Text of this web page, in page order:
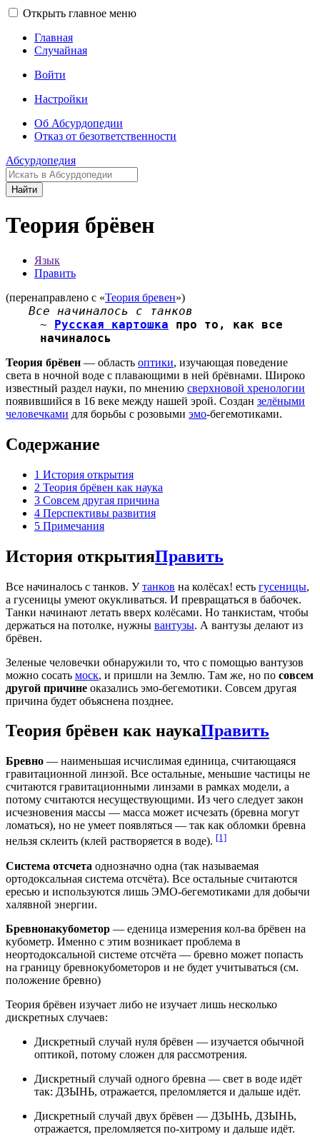
Открыть главное меню
Главная
Случайная
Войти
Настройки
Об Абсурдопедии
Отказ от безответственности
Абсурдопедия
Найти
Теория брёвен
Язык
Править
(перенаправлено с «Теория бревен»)
Все начиналось с танков
~ Русская картошка про то, как все
начиналось
Теория брёвен — область оптики, изучающая поведение
света в ночной воде с плавающими в ней брёвнами. Широко
известный раздел науки, по мнению сверхновой хренологии
появившийся в 16 веке между нашей эрой. Создан зелёными
человечками для борьбы с розовыми эмо-бегемотиками.
Содержание
1 История открытия
2 Теория брёвен как наука
3 Совсем другая причина
4 Перспективы развития
5 Примечания
История открытияПравить
Все начиналось с танков. Утанков на колёсах! есть гусеницы,
а гусеницы умеют окукливаться. И превращаться в бабочек.
Танки начинают летать вверх колёсами. Но танкистам, чтобы
держаться на потолке, нужны вантузы. А вантузы делают из
брёвен.
Зеленые человечки обнаружили то, что с помощью вантузов
можно сосать моск, и пришли на Землю. Там же, но по совсем
другой причине оказались эмо-бегемотики. Совсем другая
причина будет объяснена позднее.
Теория брёвен как наукаПравить
Бревно — наименьшая исчислимая единица, считающаяся
гравитационной линзой. Все остальные, меньшие частицы не
считаются гравитационными линзами в рамках модели, а
потому считаются несуществующими. Из чего следует закон
исчезновения массы — масса может исчезать (бревна могут
ломаться), но не умеет появляться — так как обломки бревна
нельзя склеить (клей растворяется в воде). [1]
Система отсчета однозначно одна (так называемая
ортодоксальная система отсчёта). Все остальные считаются
ересью и используются лишь ЭМО-бегемотиками для добычи
халявной энергии.
Бревнонакубометор — еденица измерения кол-ва брёвен на
кубометр. Именно с этим возникает проблема в
неортодоксальной системе отсчёта — бревно может попасть
на границу бревнокубометоров и не будет учитываться (см.
положение бревно)
Теория брёвен изучает либо не изучает лишь несколько
дискретных случаев:
Дискретный случай нуля брёвен — изучается обычной
оптикой, потому сложен для рассмотрения.
Дискретный случай одного бревна — свет в воде идёт
так: ДЗЫНЬ, отражается, преломляется и дальше идёт.
Дискретный случай двух брёвен — ДЗЫНЬ, ДЗЫНЬ,
отражается, преломляется по-хитрому и дальше идёт.